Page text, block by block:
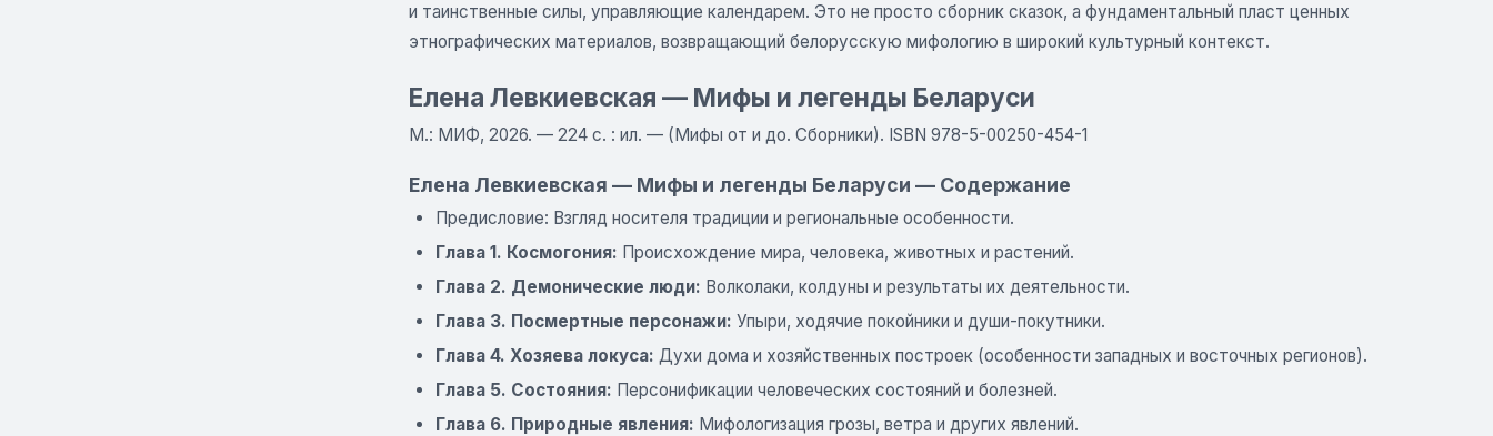
и таинственные силы, управляющие календарем. Это не просто сборник сказок, а фундаментальный пласт ценных
этнографических материалов, возвращающий белорусскую мифологию в широкий культурный контекст.
Елена Левкиевская — Мифы и легенды Беларуси
М.: МИФ, 2026. — 224 с. : ил. — (Мифы от и до. Сборники). ISBN 978-5-00250-454-1
Елена Левкиевская — Мифы и легенды Беларуси — Содержание
Предисловие: Взгляд носителя традиции и региональные особенности.
Глава 1. Космогония: Происхождение мира, человека, животных и растений.
Глава 2. Демонические люди: Волколаки, колдуны и результаты их деятельности.
Глава 3. Посмертные персонажи: Упыри, ходячие покойники и души-покутники.
Глава 4. Хозяева локуса: Духи дома и хозяйственных построек (особенности западных и восточных регионов).
Глава 5. Состояния: Персонификации человеческих состояний и болезней.
Глава 6. Природные явления: Мифологизация грозы, ветра и других явлений.